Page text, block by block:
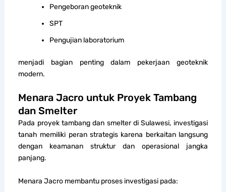
Pengeboran geoteknik
SPT
Pengujian laboratorium
menjadi bagian penting dalam pekerjaan geoteknik
modern.
Menara Jacro untuk Proyek Tambang
dan Smelter
Pada proyek tambang dan smelter di Sulawesi, investigasi
tanah memiliki peran strategis karena berkaitan langsung
dengan keamanan struktur dan operasional jangka
panjang.
Menara Jacro membantu proses investigasi pada: